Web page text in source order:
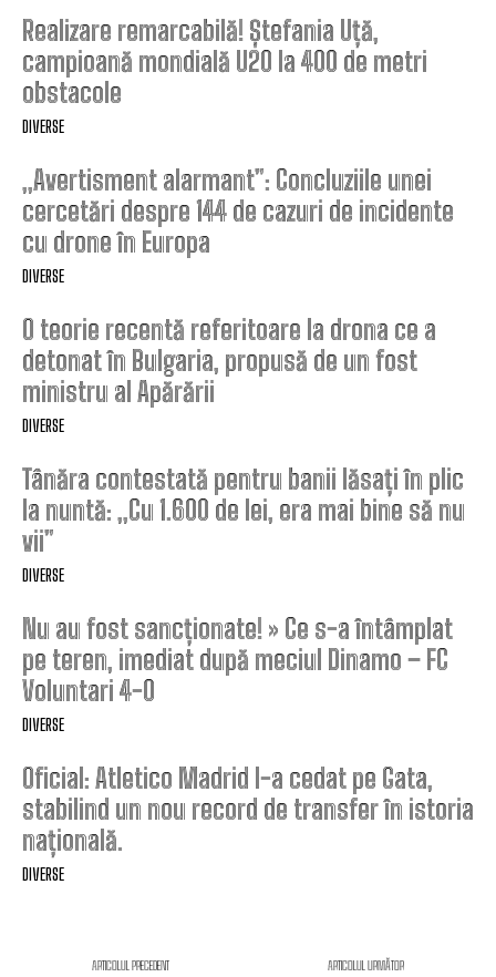
Realizare remarcabilă! Ștefania Uță,
campioană mondială U20 la 400 de metri
obstacole
DIVERSE
„Avertisment alarmant”: Concluziile unei
cercetări despre 144 de cazuri de incidente
cu drone în Europa
DIVERSE
O teorie recentă referitoare la drona ce a
detonat în Bulgaria, propusă de un fost
ministru al Apărării
DIVERSE
Tânăra contestată pentru banii lăsați în plic
la nuntă: „Cu 1.600 de lei, era mai bine să nu
vii”
DIVERSE
Nu au fost sancționate! » Ce s-a întâmplat
pe teren, imediat după meciul Dinamo – FC
Voluntari 4-0
DIVERSE
Oficial: Atletico Madrid l-a cedat pe Gata,
stabilind un nou record de transfer în istoria
națională.
DIVERSE
ARTICOLUL PRECEDENT ARTICOLUL URMĂTOR